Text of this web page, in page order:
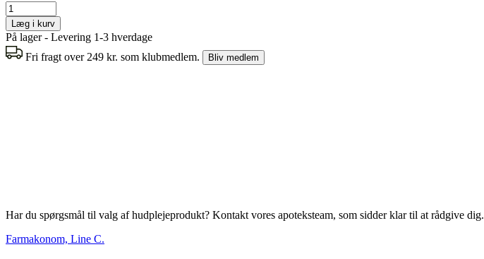
Læg i kurv
På lager - Levering 1-3 hverdage
Fri fragt over 249 kr. som klubmedlem.
Bliv medlem
Har du spørgsmål til valg af hudplejeprodukt? Kontakt vores apoteksteam, som sidder klar til at rådgive dig.
Farmakonom, Line C.